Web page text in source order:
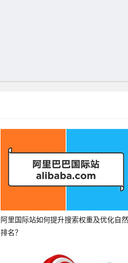
阿里国际站如何提升搜索权重及优化自然
排名？